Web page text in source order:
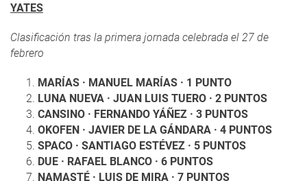
YATES
Clasificación tras la primera jornada celebrada el 27 de
febrero
MARÍAS · MANUEL MARÍAS · 1 PUNTO
LUNA NUEVA · JUAN LUIS TUERO · 2 PUNTOS
CANSINO · FERNANDO YÁÑEZ · 3 PUNTOS
OKOFEN · JAVIER DE LA GÁNDARA · 4 PUNTOS
SPACO · SANTIAGO ESTÉVEZ · 5 PUNTOS
DUE · RAFAEL BLANCO · 6 PUNTOS
NAMASTÉ · LUIS DE MIRA · 7 PUNTOS